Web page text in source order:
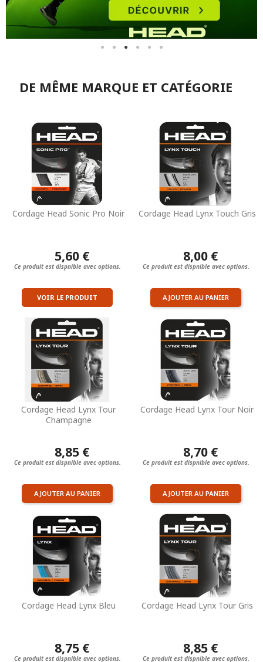
DE MÊME MARQUE ET CATÉGORIE
Cordage Head Sonic Pro Noir
5,60 €
Ce produit est dispnible avec options.
VOIR LE PRODUIT
Cordage Head Lynx Touch Gris
8,00 €
Ce produit est dispnible avec options.
AJOUTER AU PANIER
Cordage Head Lynx Tour
Champagne
8,85 €
Ce produit est dispnible avec options.
AJOUTER AU PANIER
Cordage Head Lynx Tour Noir
8,70 €
Ce produit est dispnible avec options.
AJOUTER AU PANIER
Cordage Head Lynx Bleu
8,75 €
Ce produit est dispnible avec options.
Cordage Head Lynx Tour Gris
8,85 €
Ce produit est dispnible avec options.